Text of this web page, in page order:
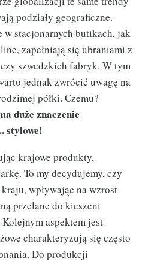
podziały geograficzne.
w stacjonarnych butikach, jak
zapełniają się ubraniami z
szwedzkich fabryk. W tym
jednak zwrócić uwagę na
półki. Czemu?
duże znaczenie
stylowe!
krajowe produkty,
To my decydujemy, czy
wpływając na wzrost
przelane do kieszeni
aspektem jest
charakteryzują się często
Do produkcji